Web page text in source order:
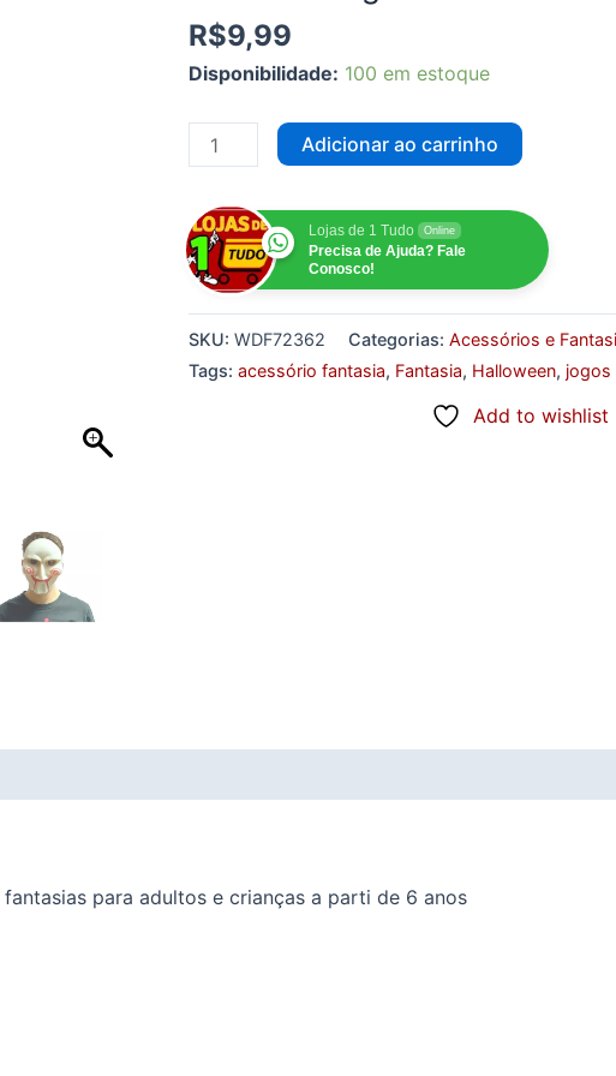
R$9,99
Disponibilidade: 100 em estoque
Adicionar ao carrinho
Lojas de 1 Tudo Online
Precisa de Ajuda? Fale
Conosco!
SKU: WDF72362 Categorias: Acessórios e
Tags: acessório fantasia, Fantasia, Halloween, jogos
Add to wishlist
para adultos e crianças a parti de 6 anos